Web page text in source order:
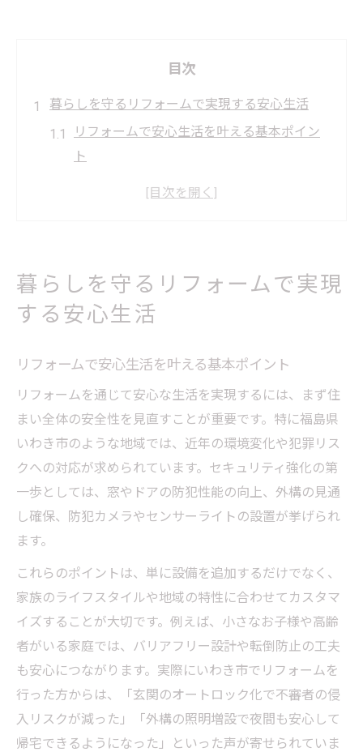
目次
暮らしを守るリフォームで実現する安心生活
リフォームで安心生活を叶える基本ポイン
ト
暮らしを守るリフォームの最新セキュリテ
リフォーム選びで後悔しないための実践的
なコツ
とは
セキュリティ重視の住まいづくり最前線
最新リフォームで実現するセキュリティ強
化術
安心を高める住まいづくりのリフォーム手
法
暮らしを守るためのセキュリティ設計とリ
リフォームで防犯意識を高める具体的な工
夫
地域の安全を支える住まいのリフォーム事
例
福島県いわき市における住環境向上の秘訣
リフォームで叶えるいわき市の快適住環境
づくり
暮らしを守るリフォームで実現
する安心生活
リフォームで安心生活を叶える基本ポイント
リフォームを通じて安心な生活を実現するには、まず住
まい全体の安全性を見直すことが重要です。特に福島県
いわき市のような地域では、近年の環境変化や犯罪リス
クへの対応が求められています。セキュリティ強化の第
一歩としては、窓やドアの防犯性能の向上、外構の見通
し確保、防犯カメラやセンサーライトの設置が挙げられ
ます。
これらのポイントは、単に設備を追加するだけでなく、
家族のライフスタイルや地域の特性に合わせてカスタマ
イズすることが大切です。例えば、小さなお子様や高齢
者がいる家庭では、バリアフリー設計や転倒防止の工夫
も安心につながります。実際にいわき市でリフォームを
行った方からは、「玄関のオートロック化で不審者の侵
入リスクが減った」「外構の照明増設で夜間も安心して
帰宅できるようになった」といった声が寄せられていま